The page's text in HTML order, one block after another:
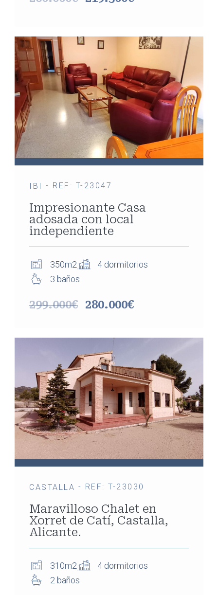
IBI - REF: T-23047
Impresionante Casa
adosada con local
independiente
350m2
4 dormitorios
3 baños
299.000€ 280.000€
CASTALLA - REF: T-23030
Maravilloso Chalet en
Xorret de Catí, Castalla,
Alicante.
310m2
4 dormitorios
2 baños